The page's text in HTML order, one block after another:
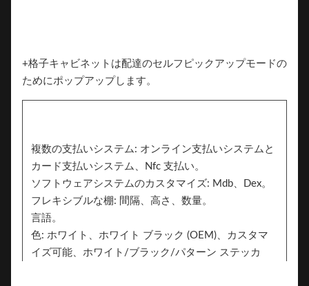
+格子キャビネットは配達のセルフピックアップモードの
ためにポップアップします。
複数の支払いシステム: オンライン支払いシステムと
カード支払いシステム、Nfc 支払い。
ソフトウェアシステムのカスタマイズ: Mdb、Dex。
フレキシブルな棚: 間隔、高さ、数量。
言語。
色: ホワイト、ホワイト ブラック (OEM)、カスタマ
イズ可能、ホワイト/ブラック/パターン ステッカ